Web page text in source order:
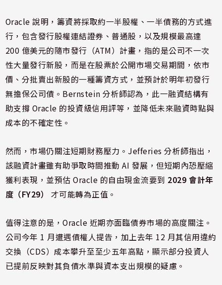
Oracle 說明，籌資將採取約一半股權、一半債務的方式進
行，包含發行股權連結證券、普通股，以及規模最高達
200 億美元的隨市發行（ATM）計畫，指的是公司不一次
性大量發行新股，而是在股票於公開市場交易期間，依市
價、分批賣出新股的一種籌資方式，並預計於明年初發行
無擔保公司債。Bernstein 分析師認為，此一融資結構有
助支撐 Oracle 的投資級信用評等，並降低未來融資時點與
成本的不確定性。
然而，市場仍關注短期財務壓力。Jefferies 分析師指出，
該融資計畫雖有助爭取時間推動 AI 發展，但短期內恐壓縮
獲利表現，並預估 Oracle 的自由現金流要到 2029 會計年
度（FY29）
才可能轉為正值。
值得注意的是，Oracle 近期亦面臨債券市場的高度關注。
公司今年 1 月遭遇債權人提告，加上去年 12 月其信用違約
交換（CDS）成本攀升至至少五年高點，顯示部分投資人
已提前反映對其負債水準與資本支出規模的疑慮。